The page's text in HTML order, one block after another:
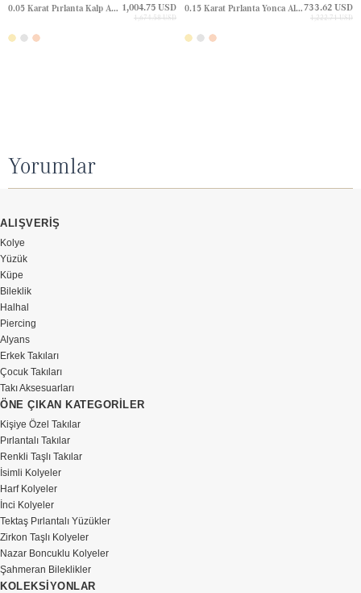
0.05 Karat Pırlanta Kalp Altın Kolye 1,004.75 USD
1,674.58 USD
0.15 Karat Pırlanta Yonca Altın Kolye733.62 USD
1,222.71 USD
Yorumlar
ALIŞVERİŞ
Kolye
Yüzük
Küpe
Bileklik
Halhal
Piercing
Alyans
Erkek Takıları
Çocuk Takıları
Takı Aksesuarları
ÖNE ÇIKAN KATEGORİLER
Kişiye Özel Takılar
Pırlantalı Takılar
Renkli Taşlı Takılar
İsimli Kolyeler
Harf Kolyeler
İnci Kolyeler
Tektaş Pırlantalı Yüzükler
Zirkon Taşlı Kolyeler
Nazar Boncuklu Kolyeler
Şahmeran Bileklikler
KOLEKSİYONLAR